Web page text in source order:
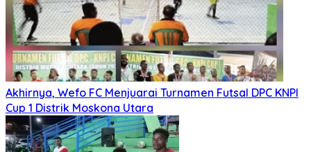
Akhirnya, Wefo FC Menjuarai Turnamen Futsal DPC KNPI
Cup 1 Distrik Moskona Utara